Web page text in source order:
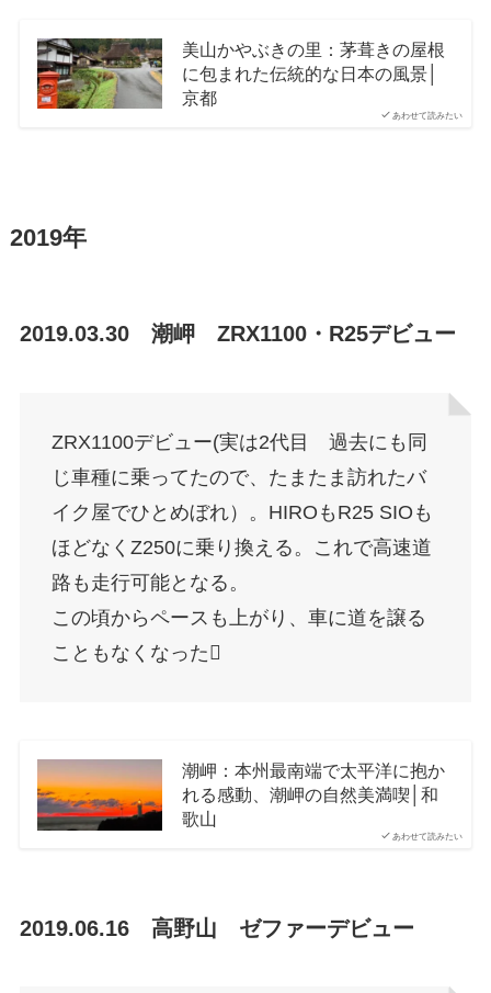
あわせて読みたい
美山かやぶきの里：茅葺きの屋根
に包まれた伝統的な日本の風景│
京都
2019年
2019.03.30 潮岬 ZRX1100・R25デビュー
ZRX1100デビュー(実は2代目 過去にも同
じ車種に乗ってたので、たまたま訪れたバ
イク屋でひとめぼれ）。HIROもR25 SIOも
ほどなくZ250に乗り換える。これで高速道
路も走行可能となる。
この頃からペースも上がり、車に道を譲る
こともなくなった
あわせて読みたい
潮岬：本州最南端で太平洋に抱か
れる感動、潮岬の自然美満喫│和
歌山
2019.06.16 高野山 ゼファーデビュー